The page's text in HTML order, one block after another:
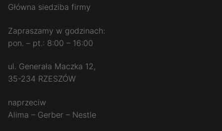
Główna siedziba firmy
Zapraszamy w godzinach:
pon. – pt.: 8:00 – 16:00
ul. Generała Maczka 12,
35-234 RZESZÓW
naprzeciw
Alima – Gerber – Nestle